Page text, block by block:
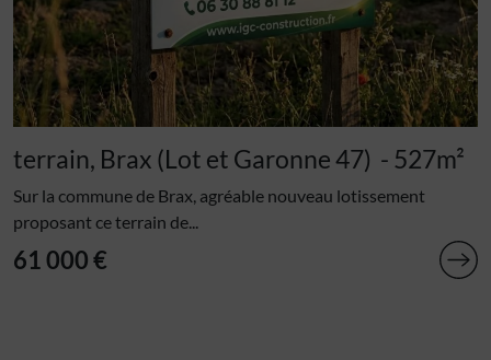
terrain, Brax (Lot et Garonne 47) - 527m²
Sur la commune de Brax, agréable nouveau lotissement
proposant ce terrain de...
61 000 €